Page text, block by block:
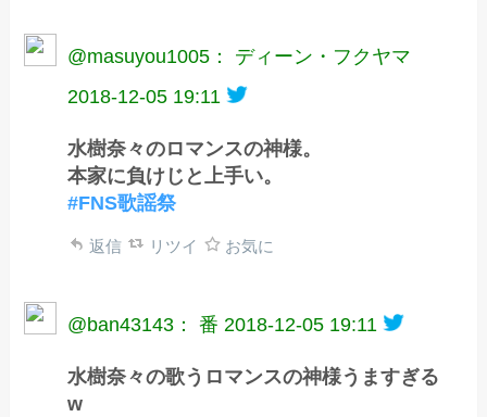
@masuyou1005： ディーン・フクヤマ
2018-12-05 19:11
水樹奈々のロマンスの神様。
本家に負けじと上手い。
#FNS歌謡祭
返信 リツイ お気に
@ban43143： 番 2018-12-05 19:11
水樹奈々の歌うロマンスの神様うますぎる
w